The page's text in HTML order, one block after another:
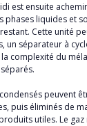
est ensuite
phases liquides et
Cette unité
un séparateur à
complexité du
peuvent
puis éliminés de
utiles. Le